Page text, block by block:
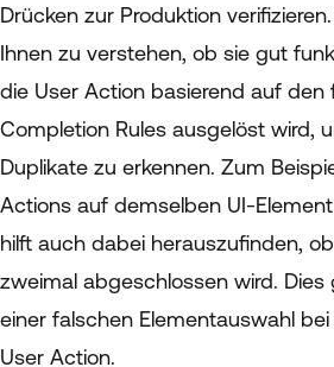
Drücken zur Produktion
Ihnen zu verstehen, ob sie gut
die User Action basierend auf
Completion Rules ausgelöst wird,
Duplikate zu erkennen. Zum
Actions auf demselben UI-
hilft auch dabei herauszufinden,
zweimal abgeschlossen wird.
einer falschen Elementauswahl
User Action.